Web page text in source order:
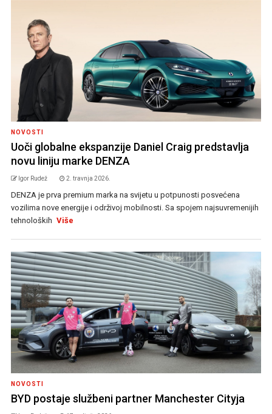
NOVOSTI
Uoči globalne ekspanzije Daniel Craig predstavlja
novu liniju marke DENZA
Igor Rudež 2. travnja 2026.
DENZA je prva premium marka na svijetu u potpunosti posvećena
vozilima nove energije i održivoj mobilnosti. Sa spojem najsuvremenijih
tehnoloških Više
NOVOSTI
BYD postaje službeni partner Manchester Cityja